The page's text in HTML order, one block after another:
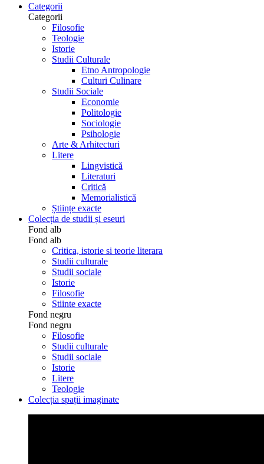
Categorii
Categorii
Filosofie
Teologie
Istorie
Studii Culturale
Etno Antropologie
Culturi Culinare
Studii Sociale
Economie
Politologie
Sociologie
Psihologie
Arte & Arhitecturi
Litere
Lingvistică
Literaturi
Critică
Memorialistică
Științe exacte
Colecția de studii și eseuri
Fond alb
Fond alb
Critica, istorie si teorie literara
Studii culturale
Studii sociale
Istorie
Filosofie
Stiinte exacte
Fond negru
Fond negru
Filosofie
Studii culturale
Studii sociale
Istorie
Litere
Teologie
Colecția spații imaginate